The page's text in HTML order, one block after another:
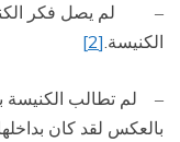
–
لم يصل فكر
الكنيسة.[2]
–
لم تطالب الكنيسة
بالعكس لقد كان